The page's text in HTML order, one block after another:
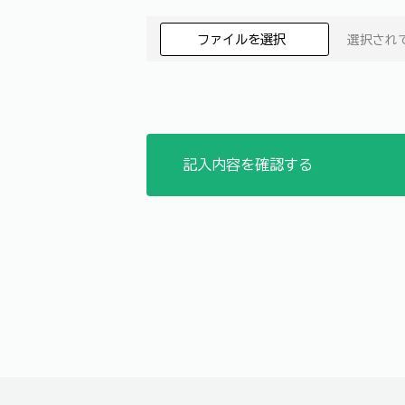
ファイルを選択 選択され